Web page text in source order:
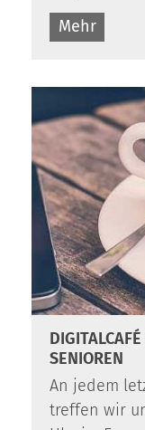
Mehr
:
SENIOREN
An jedem
treffen wir